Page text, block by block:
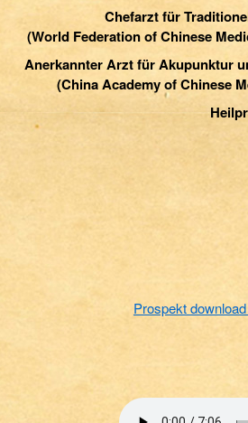
Chefarzt für
(World Federation of Chinese
Anerkannter Arzt für Akupunktur
(China Academy of Chinese
Prospekt